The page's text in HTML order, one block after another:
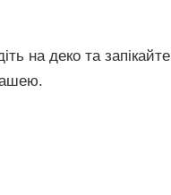
на деко та запікайте